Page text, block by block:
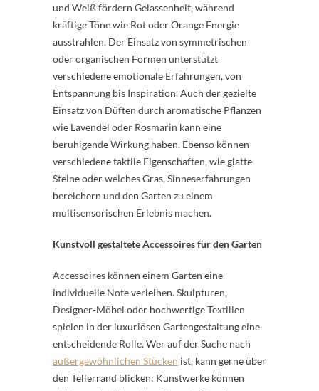
und Weiß fördern Gelassenheit, während
kräftige Töne wie Rot oder Orange Energie
ausstrahlen. Der Einsatz von symmetrischen
oder organischen Formen unterstützt
verschiedene emotionale Erfahrungen, von
Entspannung bis Inspiration. Auch der gezielte
Einsatz von Düften durch aromatische Pflanzen
wie Lavendel oder Rosmarin kann eine
beruhigende Wirkung haben. Ebenso können
verschiedene taktile Eigenschaften, wie glatte
Steine oder weiches Gras, Sinneserfahrungen
bereichern und den Garten zu einem
multisensorischen Erlebnis machen.
Kunstvoll gestaltete Accessoires für den Garten
Accessoires können einem Garten eine
individuelle Note verleihen. Skulpturen,
Designer-Möbel oder hochwertige Textilien
spielen in der luxuriösen Gartengestaltung eine
entscheidende Rolle. Wer auf der Suche nach
außergewöhnlichen Stücken ist, kann gerne über
den Tellerrand blicken: Kunstwerke können